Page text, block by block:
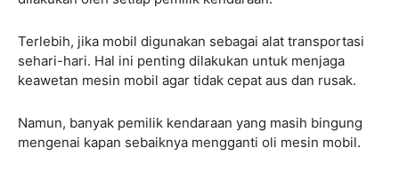
Terlebih, jika mobil digunakan sebagai alat transportasi
sehari-hari. Hal ini penting dilakukan untuk menjaga
keawetan mesin mobil agar tidak cepat aus dan rusak.
Namun, banyak pemilik kendaraan yang masih bingung
mengenai kapan sebaiknya mengganti oli mesin mobil.